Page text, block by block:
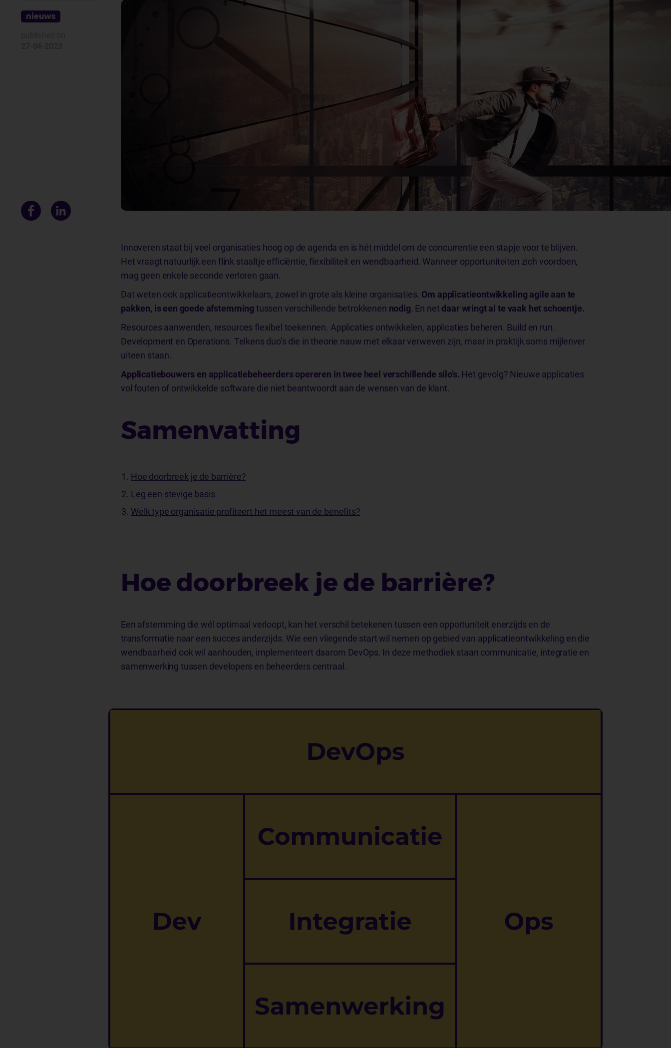
nieuws
Innoveren staat bij veel organisaties hoog op de agenda en is hét middel om de concurrentie een stapje voor te blijven.
Het vraagt natuurlijk een flink staaltje efficiëntie, flexibiliteit en wendbaarheid. Wanneer opportuniteiten zich voordoen,
mag geen enkele seconde verloren gaan.
Dat weten ook applicatieontwikkelaars, zowel in grote als kleine organisaties. Om applicatieontwikkeling agile aan te
pakken, is een goede afstemming tussen verschillende betrokkenen nodig. En net daar wringt al te vaak het schoentje.
Resources aanwenden, resources flexibel toekennen. Applicaties ontwikkelen, applicaties beheren. Build en run.
Development en Operations. Telkens duo’s die in theorie nauw met elkaar verweven zijn, maar in praktijk soms mijlenver
uiteen staan.
Applicatiebouwers en applicatiebeheerders opereren in twee heel verschillende silo’s. Het gevolg? Nieuwe applicaties
vol fouten of ontwikkelde software die niet beantwoordt aan de wensen van de klant.
Samenvatting
Hoe doorbreek je de barrière?
Leg een stevige basis
Welk type organisatie profiteert het meest van de benefits?
Hoe doorbreek je de barrière?
Een afstemming die wél optimaal verloopt, kan het verschil betekenen tussen een opportuniteit enerzijds en de
transformatie naar een succes anderzijds. Wie een vliegende start wil nemen op gebied van applicatieontwikkeling en die
wendbaarheid ook wil aanhouden, implementeert daarom DevOps. In deze methodiek staan communicatie, integratie en
samenwerking tussen developers en beheerders centraal.